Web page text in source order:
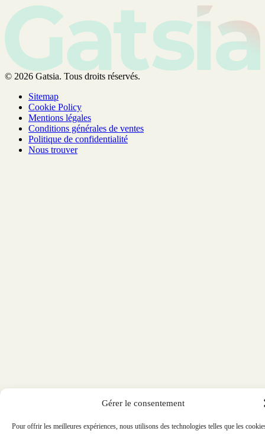
Gérer le consentement
Pour offrir les meilleures expériences, nous utilisons des technologies telles que les
© 2026 Gatsia. Tous droits réservés.
Sitemap
Cookie Policy
Mentions légales
Conditions générales de ventes
Politique de confidentialité
Nous trouver